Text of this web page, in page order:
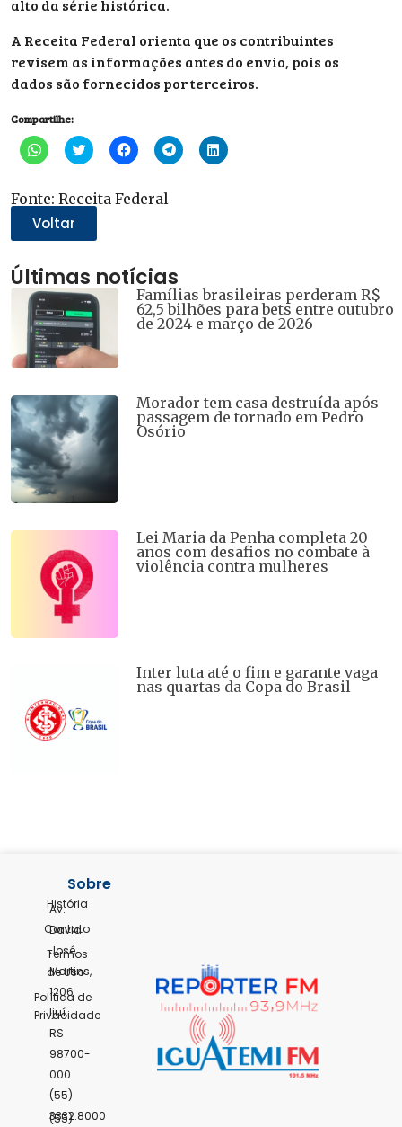
alto da série histórica.
A Receita Federal orienta que os contribuintes
revisem as informações antes do envio, pois os
dados são fornecidos por terceiros.
Compartilhe:
Clique
para
WhatsApp(abre
em
nova
janela)
Clique
para
Twitter(abre
em
Clique
para
Facebook(abre
em
Clique
para
Clique
para
Fonte: Receita Federal
Voltar
Últimas notícias
Famílias brasileiras perderam R$
62,5 bilhões para bets entre outubro
de 2024 e março de 2026
Morador tem casa destruída após
passagem de tornado em Pedro
Osório
Lei Maria da Penha completa 20
anos com desafios no combate à
violência contra mulheres
Inter luta até o fim e garante vaga
nas quartas da Copa do Brasil
Av.
David
José
Martins,
1206
Ijuí,
RS
98700-
000
(55)
3332.8000
(55)
Sobre
História
Contato
Termos
de Uso
Política de
Privacidade